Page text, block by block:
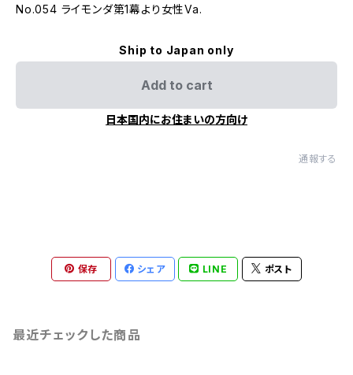
No.054 ライモンダ第1幕より女性Va.
Ship to Japan only
Add to cart
日本国内にお住まいの方向け
通報する
保存 シェア LINE ポスト
最近チェックした商品